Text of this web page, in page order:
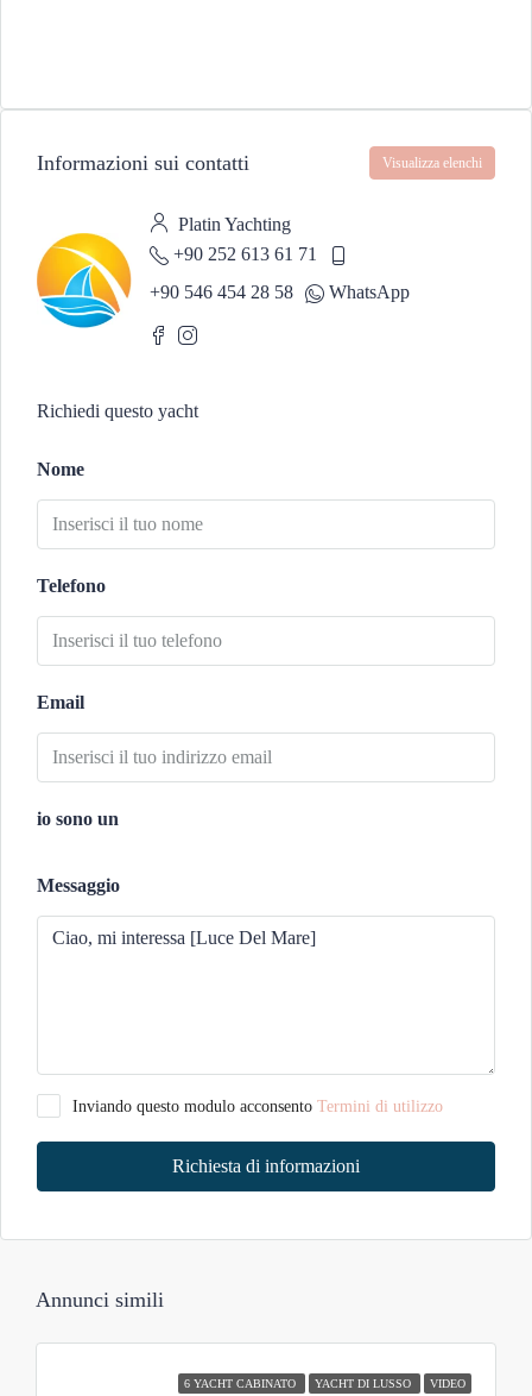
Informazioni sui contatti Visualizza elenchi
Platin Yachting
+90 252 613 61 71
+90 546 454 28 58
WhatsApp
Richiedi questo yacht
Nome
Telefono
Email
io sono un
Messaggio
Inviando questo modulo acconsento Termini di utilizzo
Richiesta di informazioni
Annunci simili
6 YACHT CABINATO YACHT DI LUSSO VIDEO